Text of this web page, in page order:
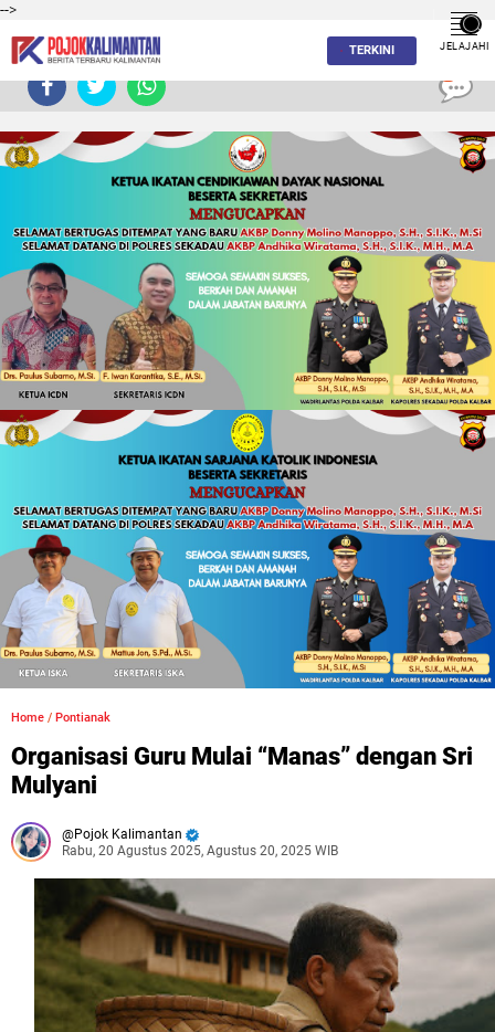
-->
TERKINI JELAJAHI
Home / Pontianak
Organisasi Guru Mulai “Manas” dengan Sri
Mulyani
Pojok Kalimantan
Rabu, 20 Agustus 2025, Agustus 20, 2025 WIB